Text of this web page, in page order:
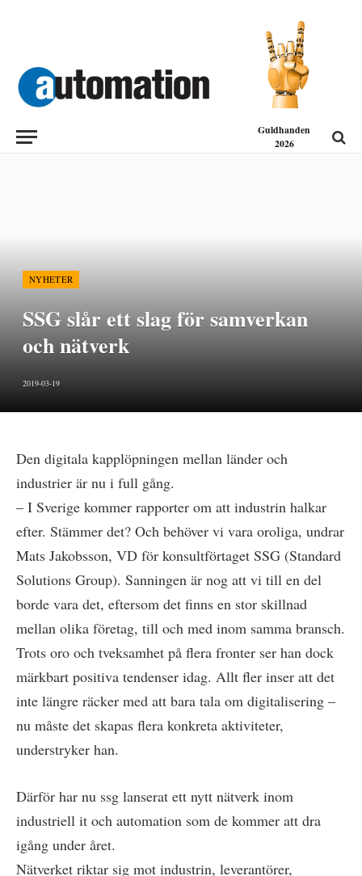
Guldhanden
2026
NYHETER
SSG slår ett slag för samverkan
och nätverk
2019-03-19
Den digitala kapplöpningen mellan länder och
industrier är nu i full gång.
– I Sverige kommer rapporter om att industrin halkar
efter. Stämmer det? Och behöver vi vara oroliga, undrar
Mats Jakobsson, VD för konsultförtaget SSG (Standard
Solutions Group). Sanningen är nog att vi till en del
borde vara det, eftersom det finns en stor skillnad
mellan olika företag, till och med inom samma bransch.
Trots oro och tveksamhet på flera fronter ser han dock
märkbart positiva tendenser idag. Allt fler inser att det
inte längre räcker med att bara tala om digitalisering –
nu måste det skapas flera konkreta aktiviteter,
understryker han.
Därför har nu ssg lanserat ett nytt nätverk inom
industriell it och automation som de kommer att dra
igång under året.
Nätverket riktar sig mot industrin, leverantörer,